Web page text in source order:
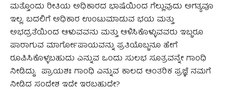
ಮತ್ತೊಂದು ರೀತಿಯ ಅಧಿಕಾರದ ಭಾಷೆಯಿಂದ ಗೆಲ್ಲುವುದು ಅಗತ್ಯವೂ
ಇಲ್ಲ. ಬದಲಿಗೆ ಅಧಿಕಾರ ಉಂಟುಮಾಡುವ ಭಯ ಮತ್ತು
ಅಭದ್ರತೆಯಿಂದ ಆಳುವವನು ಮತ್ತು ಆಳಿಸಿಕೊಳ್ಳುವವರು ಇಬ್ಬರೂ
ಪಾರಾಗುವ ಮಾರ್ಗೋಪಾಯವನ್ನು ಪ್ರತಿಯೊಬ್ಬನೂ ಹೇಗೆ
ರೂಪಿಸಿಕೊಳ್ಳಬಹುದು ಎನ್ನುವ ಒಂದು ಸುಲಭ ಸೂತ್ರವನ್ನೇ ಗಾಂಧಿ
ನೀಡಿದ್ದು. ಪ್ರಾಯಶಃ ಗಾಂಧಿ ಎನ್ನುವ ಕಾಲದ ಆಂತರಿಕ ಪ್ರಜ್ಞೆ ನಮಗೆ
ನೀಡಿದ ಸಂದೇಶ ಇದೇ ಇರಬಹುದೇ?